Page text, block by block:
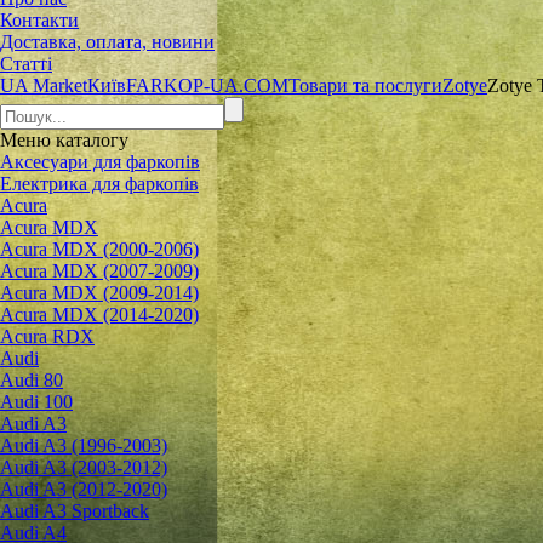
Контакти
Доставка, оплата, новини
Статті
UA MarketКиївFARKOP-UA.COMТовари та послугиZotyeZotye
Менюкаталогу
Аксесуари для фаркопів
Електрика для фаркопів
Acura
Acura MDX
Acura MDX (2000-2006)
Acura MDX (2007-2009)
Acura MDX (2009-2014)
Acura MDX (2014-2020)
Acura RDX
Audi
Audi 80
Audi 100
Audi A3
Audi A3 (1996-2003)
Audi A3 (2003-2012)
Audi A3 (2012-2020)
Audi A3 Sportback
Audi A4